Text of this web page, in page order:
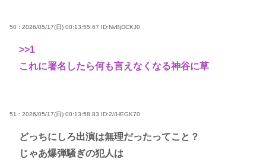
50 : 2026/05/17(日) 00:13:55.67 ID:NvBjDCKJ0
>>1
これに署名したら何も言えなくなる神谷に草
51 : 2026/05/17(日) 00:13:58.83 ID:2//HEGK70
どっちにしろ出演は無理だったってこと？
じゃあ爆弾騒ぎの犯人は